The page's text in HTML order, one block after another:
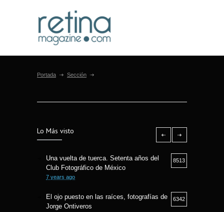
Portada Sección
Lo Más visto
Una vuelta de tuerca. Setenta años del
Club Fotográfico de México
8513
7 years ago
El ojo puesto en las raíces, fotografías de
Jorge Ontiveros
6342